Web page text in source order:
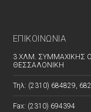
ΕΠΙΚΟΙΝΩΝΊΑ
3 ΧΛΜ. ΣΥΜΜΑΧΙΚΗΣ
ΘΕΣΣΑΛΟΝΙΚΗ
Τηλ: (2310) 684829,
Fax: (2310) 694394